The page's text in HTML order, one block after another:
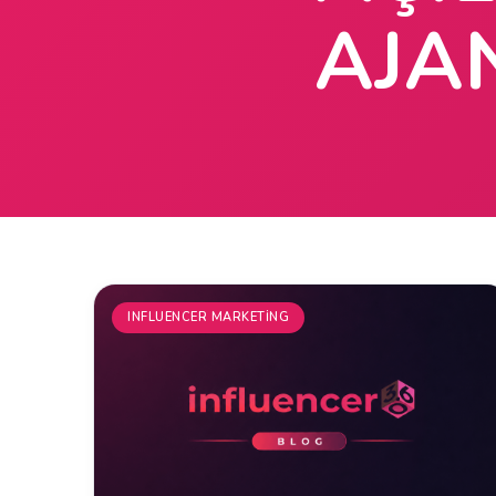
INFLUENCER MARKETING